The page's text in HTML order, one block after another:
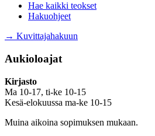
Hae kaikki teokset
Hakuohjeet
→ Kuvittajahakuun
Aukioloajat
Kirjasto
Ma 10-17, ti-ke 10-15
Kesä-elokuussa ma-ke 10-15
Muina aikoina sopimuksen mukaan.